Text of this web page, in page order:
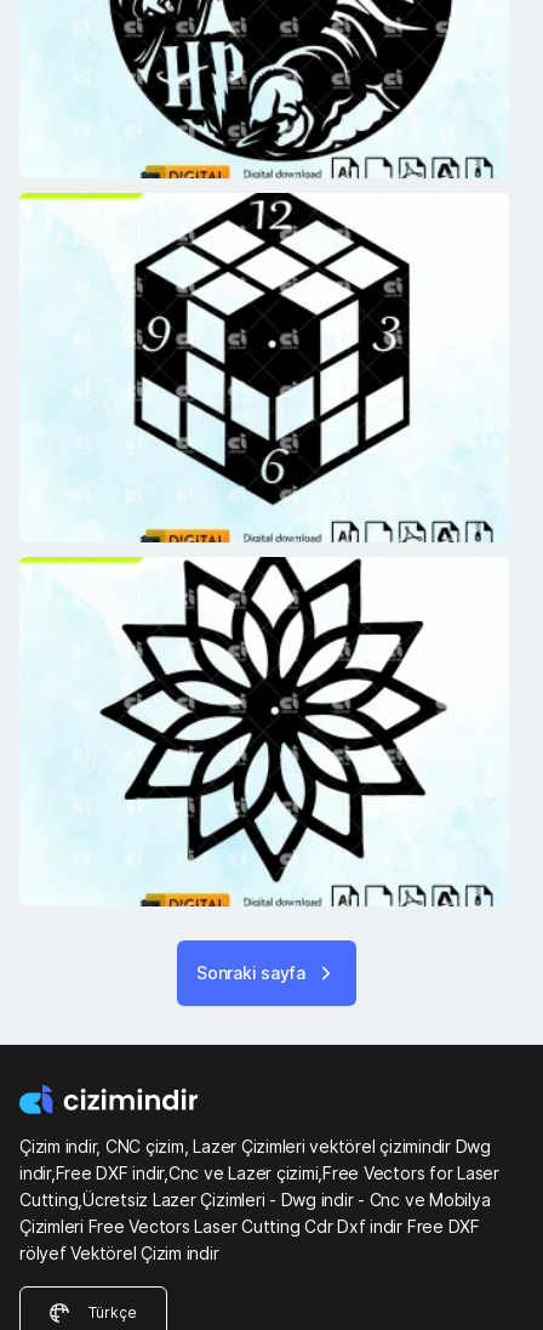
Sonraki sayfa
Çizim indir, CNC çizim, Lazer Çizimleri vektörel çizimindir Dwg
indir,Free DXF indir,Cnc ve Lazer çizimi,Free Vectors for Laser
Cutting,Ücretsiz Lazer Çizimleri - Dwg indir - Cnc ve Mobilya
Çizimleri Free Vectors Laser Cutting Cdr Dxf indir Free DXF
rölyef Vektörel Çizim indir
Türkçe